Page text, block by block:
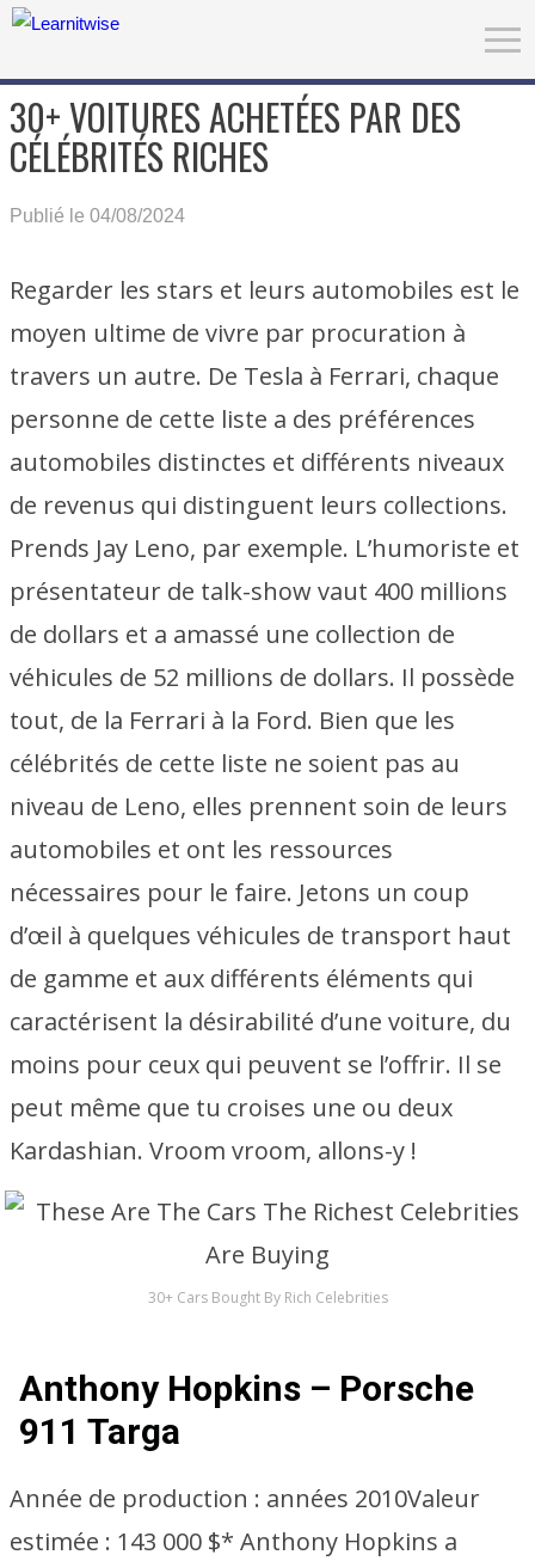
30+ VOITURES ACHETÉES PAR DES
CÉLÉBRITÉS RICHES
Publié le 04/08/2024
Regarder les stars et leurs automobiles est le
moyen ultime de vivre par procuration à
travers un autre. De Tesla à Ferrari, chaque
personne de cette liste a des préférences
automobiles distinctes et différents niveaux
de revenus qui distinguent leurs collections.
Prends Jay Leno, par exemple. L’humoriste et
présentateur de talk-show vaut 400 millions
de dollars et a amassé une collection de
véhicules de 52 millions de dollars. Il possède
tout, de la Ferrari à la Ford. Bien que les
célébrités de cette liste ne soient pas au
niveau de Leno, elles prennent soin de leurs
automobiles et ont les ressources
nécessaires pour le faire. Jetons un coup
d’œil à quelques véhicules de transport haut
de gamme et aux différents éléments qui
caractérisent la désirabilité d’une voiture, du
moins pour ceux qui peuvent se l’offrir. Il se
peut même que tu croises une ou deux
Kardashian. Vroom vroom, allons-y !
30+ Cars Bought By Rich Celebrities
Anthony Hopkins – Porsche
911 Targa
Année de production : années 2010Valeur
estimée : 143 000 $* Anthony Hopkins a